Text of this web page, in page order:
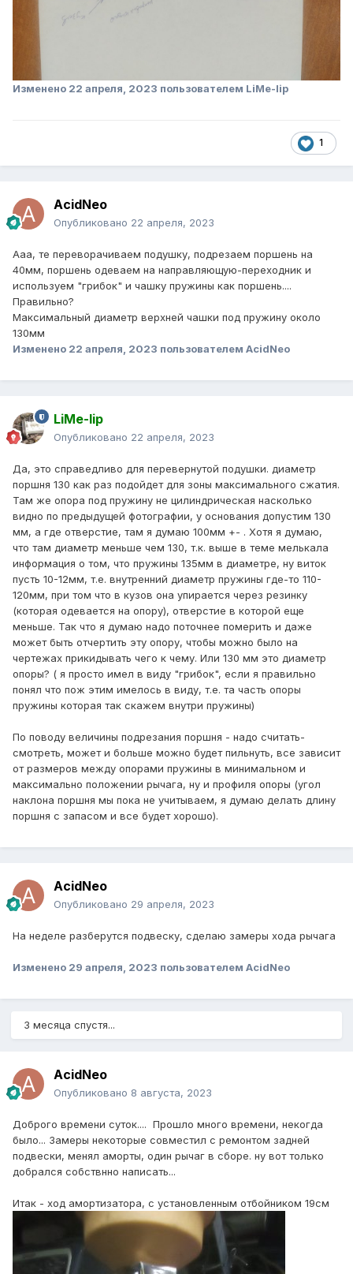
Изменено 22 апреля, 2023 пользователем LiMe-lip
1
AcidNeo
Опубликовано 22 апреля, 2023
Ааа, те переворачиваем подушку, подрезаем поршень на
40мм, поршень одеваем на направляющую-переходник и
используем "грибок" и чашку пружины как поршень....
Правильно?
Максимальный диаметр верхней чашки под пружину около
130мм
Изменено 22 апреля, 2023 пользователем AcidNeo
LiMe-lip
Опубликовано 22 апреля, 2023
Да, это справедливо для перевернутой подушки. диаметр
поршня 130 как раз подойдет для зоны максимального сжатия.
Там же опора под пружину не цилиндрическая насколько
видно по предыдущей фотографии, у основания допустим 130
мм, а где отверстие, там я думаю 100мм +- . Хотя я думаю,
что там диаметр меньше чем 130, т.к. выше в теме мелькала
информация о том, что пружины 135мм в диаметре, ну виток
пусть 10-12мм, т.е. внутренний диаметр пружины где-то 110-
120мм, при том что в кузов она упирается через резинку
(которая одевается на опору), отверстие в которой еще
меньше. Так что я думаю надо поточнее померить и даже
может быть отчертить эту опору, чтобы можно было на
чертежах прикидывать чего к чему. Или 130 мм это диаметр
опоры? ( я просто имел в виду "грибок", если я правильно
понял что пож этим имелось в виду, т.е. та часть опоры
пружины которая так скажем внутри пружины)
По поводу величины подрезания поршня - надо считать-
смотреть, может и больше можно будет пильнуть, все зависит
от размеров между опорами пружины в минимальном и
максимально положении рычага, ну и профиля опоры (угол
наклона поршня мы пока не учитываем, я думаю делать длину
поршня с запасом и все будет хорошо).
AcidNeo
Опубликовано 29 апреля, 2023
На неделе разберутся подвеску, сделаю замеры хода рычага
Изменено 29 апреля, 2023 пользователем AcidNeo
3 месяца спустя...
AcidNeo
Опубликовано 8 августа, 2023
Доброго времени суток.... Прошло много времени, некогда
было... Замеры некоторые совместил с ремонтом задней
подвески, менял аморты, один рычаг в сборе. ну вот только
добрался собствнно написать...
Итак - ход амортизатора, с установленным отбойником 19см